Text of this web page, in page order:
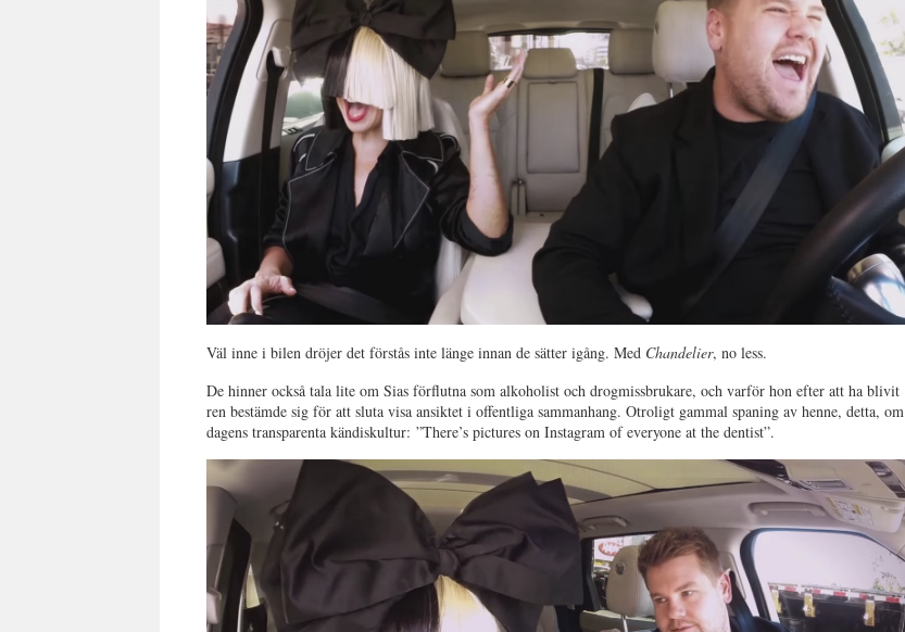
Väl inne i bilen dröjer det förstås inte länge innan de sätter igång. Med Chandelier, no less.
De hinner också tala lite om Sias förflutna som alkoholist och drogmissbrukare, och varför hon efter att ha blivit
ren bestämde sig för att sluta visa ansiktet i offentliga sammanhang. Otroligt gammal spaning av henne, detta, om
dagens transparenta kändiskultur:”There’s pictures on Instagram of everyone at the dentist”.